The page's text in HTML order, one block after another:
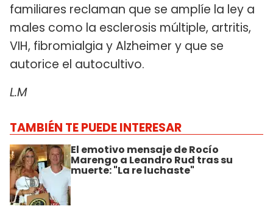
familiares reclaman que se amplíe la ley a
males como la esclerosis múltiple, artritis,
VIH, fibromialgia y Alzheimer y que se
autorice el autocultivo.
L.M
TAMBIÉN TE PUEDE INTERESAR
El emotivo mensaje de Rocío
Marengo a Leandro Rud tras su
muerte: "La re luchaste"